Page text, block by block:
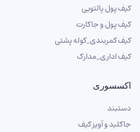
کیف پول پالتویی
کیف پول و جاکارت
کیف کمربندی_کوله پشتی
کیف اداری_مدارک
اکسسوری
دستبند
جاکلید و آویز کیف